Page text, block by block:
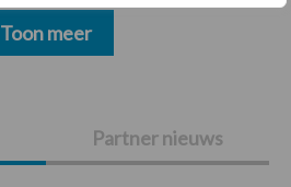
Partner nieuws
Toon meer